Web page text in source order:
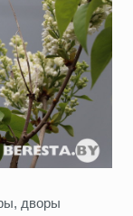
дворы